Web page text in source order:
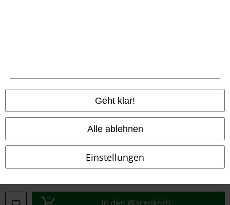
Geht klar!
Alle ablehnen
Einstellungen
In den Warenkorb
© 1986-2026 E.M.P. Merchandising HGmbH
EMP Online Shops
EMP France